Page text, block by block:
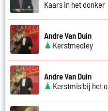
Kaars in het donker
Andre Van Duin
Kerstmedley
Andre Van Duin
Kerstmis bij het